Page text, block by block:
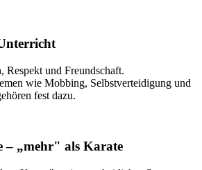
und Freundschaft.
wie Mobbing, Selbstverteidigung und
fest dazu.
– „mehr" als Karate